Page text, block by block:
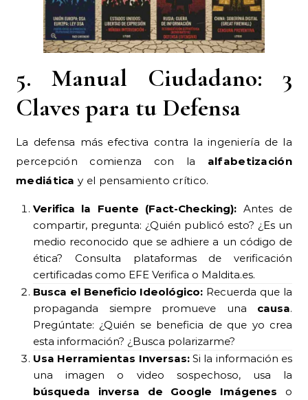
5. Manual Ciudadano: 3
Claves para tu Defensa
La defensa más efectiva contra la ingeniería de la
percepción comienza con la alfabetización
mediática y el pensamiento crítico.
Verifica la Fuente (Fact-Checking): Antes de
compartir, pregunta: ¿Quién publicó esto? ¿Es un
medio reconocido que se adhiere a un código de
ética? Consulta plataformas de verificación
certificadas como EFE Verifica o Maldita.es.
Busca el Beneficio Ideológico: Recuerda que la
propaganda siempre promueve una causa.
Pregúntate: ¿Quién se beneficia de que yo crea
esta información? ¿Busca polarizarme?
Usa Herramientas Inversas:Si la información es
una imagen o video sospechoso, usa la
búsqueda inversa de Google Imágenes o